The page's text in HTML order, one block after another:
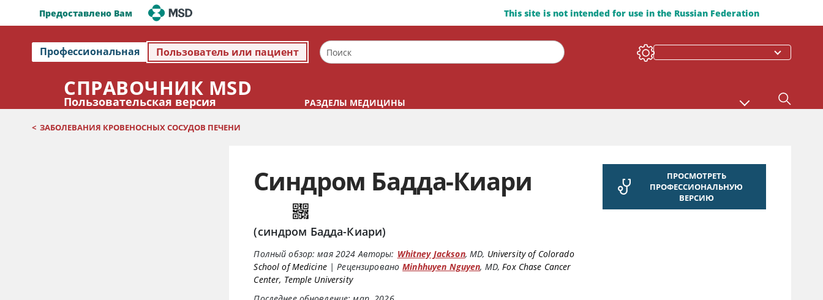
Предоставлено Вам This site is not intended for use in the Russian Federation
Профессиональная Пользователь или пациент
СПРАВОЧНИК MSD
Пользовательская версия РАЗДЕЛЫ МЕДИЦИНЫ
< ЗАБОЛЕВАНИЯ КРОВЕНОСНЫХ СОСУДОВ ПЕЧЕНИ
Синдром Бадда-Киари
(синдром Бадда-Киари)
Полный обзор: мая 2024 Авторы: Whitney Jackson, MD, University of Colorado
School of Medicine|Рецензировано Minhhuyen Nguyen, MD,Fox Chase Cancer
Center, Temple University
ПРОСМОТРЕТЬ
ПРОФЕССИОНАЛЬНУЮ
ВЕРСИЮ